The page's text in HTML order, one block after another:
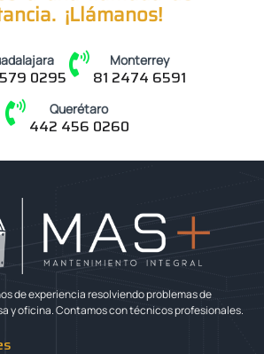
¡Llámanos!
0295
Monterrey
81 2474 6591
Querétaro
442 456 0260
de experiencia resolviendo problemas de
y oficina. Contamos con técnicos profesionales.